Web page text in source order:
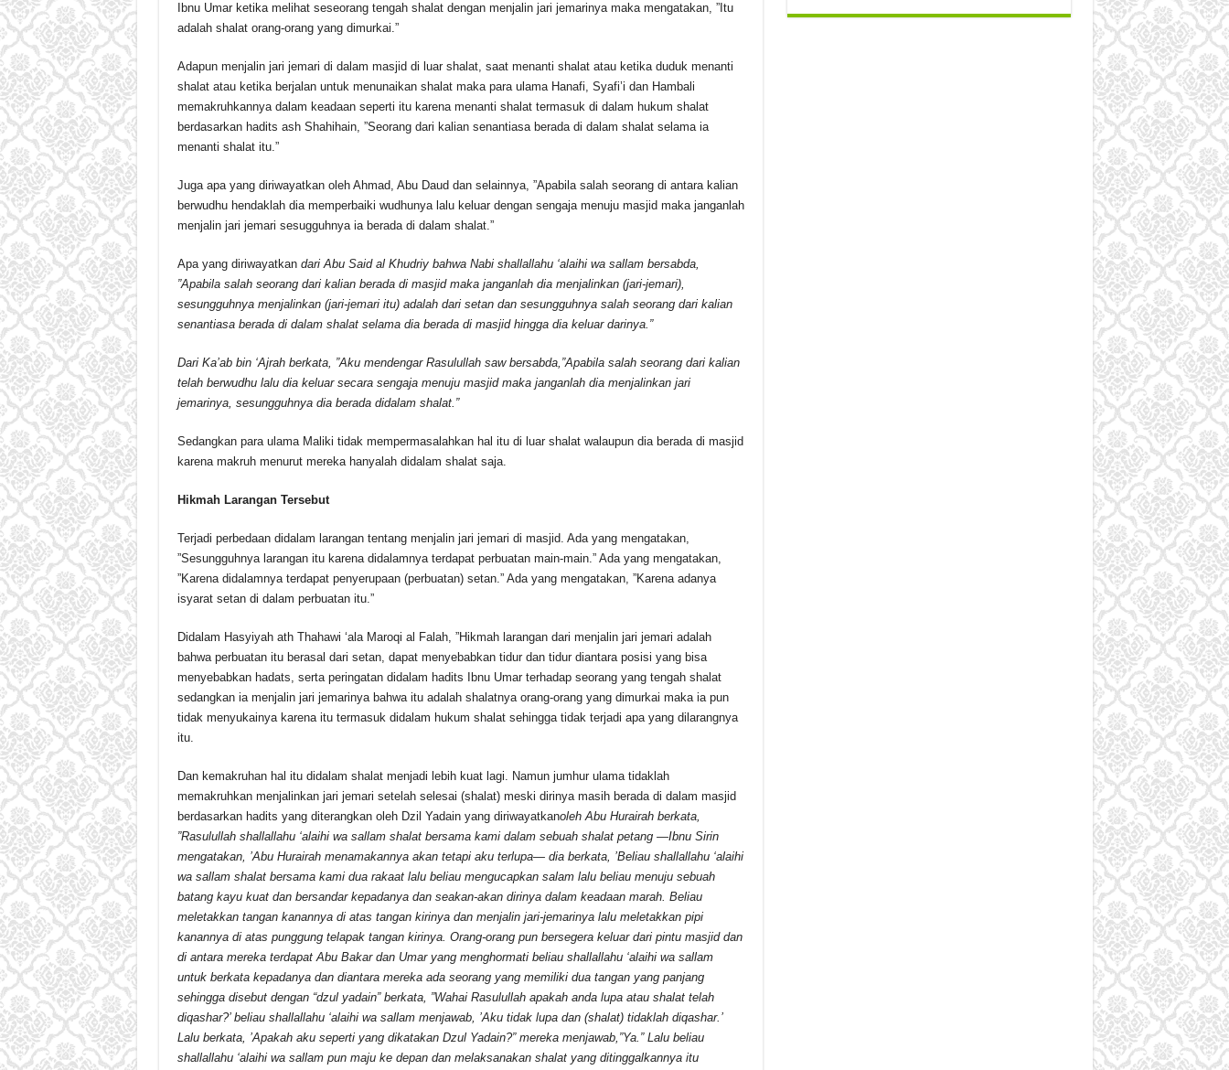
Ibnu Umar ketika melihat seseorang tengah shalat dengan menjalin jari jemarinya maka mengatakan, ”Itu
adalah shalat orang-orang yang dimurkai.”
Adapun menjalin jari jemari di dalam masjid di luar shalat, saat menanti shalat atau ketika duduk menanti
shalat atau ketika berjalan untuk menunaikan shalat maka para ulama Hanafi, Syafi’i dan Hambali
memakruhkannya dalam keadaan seperti itu karena menanti shalat termasuk di dalam hukum shalat
berdasarkan hadits ash Shahihain, ”Seorang dari kalian senantiasa berada di dalam shalat selama ia
menanti shalat itu.”
Juga apa yang diriwayatkan oleh Ahmad, Abu Daud dan selainnya, ”Apabila salah seorang di antara kalian
berwudhu hendaklah dia memperbaiki wudhunya lalu keluar dengan sengaja menuju masjid maka janganlah
menjalin jari jemari sesugguhnya ia berada di dalam shalat.”
Apa yang diriwayatkan dari Abu Said al Khudriy bahwa Nabi shallallahu ‘alaihi wa sallam bersabda,
”Apabila salah seorang dari kalian berada di masjid maka janganlah dia menjalinkan (jari-jemari),
sesungguhnya menjalinkan (jari-jemari itu) adalah dari setan dan sesungguhnya salah seorang dari kalian
senantiasa berada di dalam shalat selama dia berada di masjid hingga dia keluar darinya.”
Dari Ka’ab bin ‘Ajrah berkata, ”Aku mendengar Rasulullah saw bersabda,”Apabila salah seorang dari kalian
telah berwudhu lalu dia keluar secara sengaja menuju masjid maka janganlah dia menjalinkan jari
jemarinya, sesungguhnya dia berada didalam shalat.”
Sedangkan para ulama Maliki tidak mempermasalahkan hal itu di luar shalat walaupun dia berada di masjid
karena makruh menurut mereka hanyalah didalam shalat saja.
Hikmah Larangan Tersebut
Terjadi perbedaan didalam larangan tentang menjalin jari jemari di masjid. Ada yang mengatakan,
”Sesungguhnya larangan itu karena didalamnya terdapat perbuatan main-main.” Ada yang mengatakan,
”Karena didalamnya terdapat penyerupaan (perbuatan) setan.” Ada yang mengatakan, ”Karena adanya
isyarat setan di dalam perbuatan itu.”
Didalam Hasyiyah ath Thahawi ‘ala Maroqi al Falah, ”Hikmah larangan dari menjalin jari jemari adalah
bahwa perbuatan itu berasal dari setan, dapat menyebabkan tidur dan tidur diantara posisi yang bisa
menyebabkan hadats, serta peringatan didalam hadits Ibnu Umar terhadap seorang yang tengah shalat
sedangkan ia menjalin jari jemarinya bahwa itu adalah shalatnya orang-orang yang dimurkai maka ia pun
tidak menyukainya karena itu termasuk didalam hukum shalat sehingga tidak terjadi apa yang dilarangnya
itu.
Dan kemakruhan hal itu didalam shalat menjadi lebih kuat lagi. Namun jumhur ulama tidaklah
memakruhkan menjalinkan jari jemari setelah selesai (shalat) meski dirinya masih berada di dalam masjid
berdasarkan hadits yang diterangkan oleh Dzil Yadain yang diriwayatkanoleh Abu Hurairah berkata,
”Rasulullah shallallahu ‘alaihi wa sallam shalat bersama kami dalam sebuah shalat petang —Ibnu Sirin
mengatakan, ’Abu Hurairah menamakannya akan tetapi aku terlupa— dia berkata, ’Beliau shallallahu ‘alaihi
wa sallam shalat bersama kami dua rakaat lalu beliau mengucapkan salam lalu beliau menuju sebuah
batang kayu kuat dan bersandar kepadanya dan seakan-akan dirinya dalam keadaan marah. Beliau
meletakkan tangan kanannya di atas tangan kirinya dan menjalin jari-jemarinya lalu meletakkan pipi
kanannya di atas punggung telapak tangan kirinya. Orang-orang pun bersegera keluar dari pintu masjid dan
di antara mereka terdapat Abu Bakar dan Umar yang menghormati beliau shallallahu ‘alaihi wa sallam
untuk berkata kepadanya dan diantara mereka ada seorang yang memiliki dua tangan yang panjang
sehingga disebut dengan “dzul yadain” berkata, ”Wahai Rasulullah apakah anda lupa atau shalat telah
diqashar?’ beliau shallallahu ‘alaihi wa sallam menjawab, ’Aku tidak lupa dan (shalat) tidaklah diqashar.’
Lalu berkata, ’Apakah aku seperti yang dikatakan Dzul Yadain?” mereka menjawab,”Ya.” Lalu beliau
shallallahu ‘alaihi wa sallam pun maju ke depan dan melaksanakan shalat yang ditinggalkannya itu